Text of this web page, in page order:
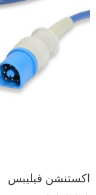
اكستنشن فيليبس